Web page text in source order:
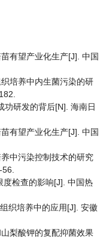
有望产业化生产[J]. 中国
培养中内生菌污染的研
功研发的背后[N]. 海南日
有望产业化生产[J]. 中国
中污染控制技术的研究
度检查的影响[J]. 中国热
织培养中的应用[J]. 安徽
梨酸钾的复配抑菌效果